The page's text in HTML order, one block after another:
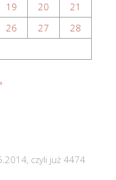
19 20
21
26 27
28
czyli już 4474